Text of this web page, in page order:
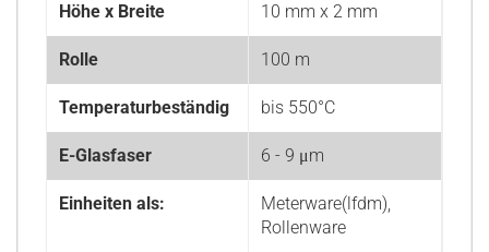
Höhe x Breite 10 mm x 2 mm
Rolle 100 m
Temperaturbeständig bis 550°C
E-Glasfaser 6 - 9 μm
Einheiten als:
Meterware(lfdm),
Rollenware